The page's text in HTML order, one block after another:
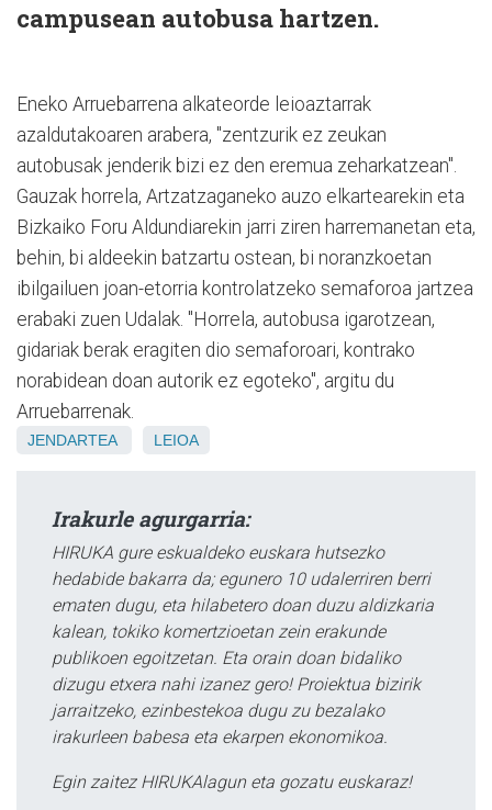
campusean autobusa hartzen.
Eneko Arruebarrena alkateorde leioaztarrak
azaldutakoaren arabera, "zentzurik ez zeukan
autobusak jenderik bizi ez den eremua zeharkatzean".
Gauzak horrela, Artzatzaganeko auzo elkartearekin eta
Bizkaiko Foru Aldundiarekin jarri ziren harremanetan eta,
behin, bi aldeekin batzartu ostean, bi noranzkoetan
ibilgailuen joan-etorria kontrolatzeko semaforoa jartzea
erabaki zuen Udalak. "Horrela, autobusa igarotzean,
gidariak berak eragiten dio semaforoari, kontrako
norabidean doan autorik ez egoteko", argitu du
Arruebarrenak.
JENDARTEA LEIOA
Irakurle agurgarria:
HIRUKA gure eskualdeko euskara hutsezko
hedabide bakarra da; egunero 10 udalerriren berri
ematen dugu, eta hilabetero doan duzu aldizkaria
kalean, tokiko komertzioetan zein erakunde
publikoen egoitzetan. Eta orain doan bidaliko
dizugu etxera nahi izanez gero! Proiektua bizirik
jarraitzeko, ezinbestekoa dugu zu bezalako
irakurleen babesa eta ekarpen ekonomikoa.
Egin zaitez HIRUKAlagun eta gozatu euskaraz!